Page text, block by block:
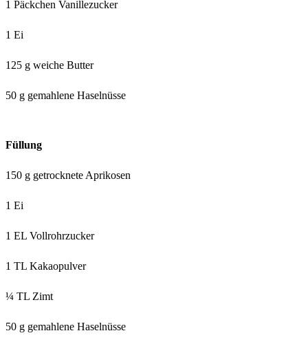
1 Päckchen Vanillezucker
1 Ei
125 g weiche Butter
50 g gemahlene Haselnüsse
Füllung
150 g getrocknete Aprikosen
1 Ei
1 EL Vollrohrzucker
1 TL Kakaopulver
¼ TL Zimt
50 g gemahlene Haselnüsse